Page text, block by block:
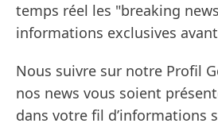
temps réel les "breaking
informations exclusives
Nous suivre sur notre Profil
nos news vous soient
dans votre fil d’informations